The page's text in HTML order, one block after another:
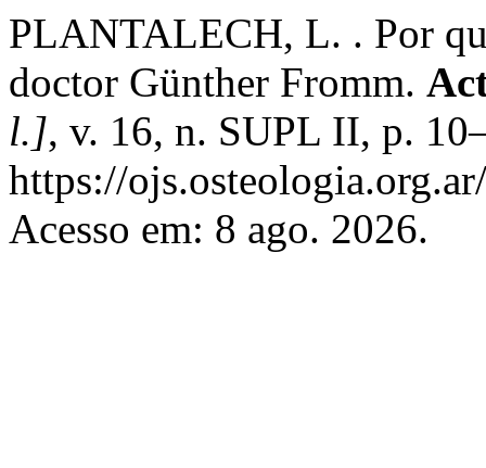
PLANTALECH, L. . Por
doctor Günther Fromm.
l.], v. 16, n. SUPL II, p.
https://
Acesso em: 8 ago. 2026.